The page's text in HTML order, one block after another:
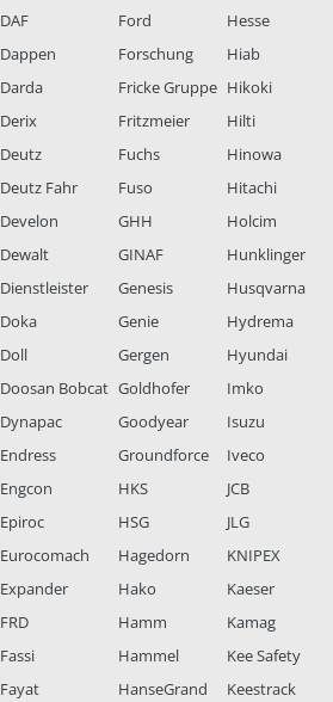
DAF
Dappen
Darda
Derix
Deutz
Deutz Fahr
Develon
Dewalt
Dienstleister
Doka
Doll
Doosan Bobcat
Dynapac
Endress
Engcon
Epiroc
Eurocomach
Expander
FRD
Fassi
Fayat
Ford
Forschung
Fricke Gruppe
Fritzmeier
Fuchs
Fuso
GHH
GINAF
Genesis
Genie
Gergen
Goldhofer
Goodyear
Groundforce
HKS
HSG
Hagedorn
Hako
Hamm
Hammel
HanseGrand
Hesse
Hiab
Hikoki
Hilti
Hinowa
Hitachi
Holcim
Hunklinger
Husqvarna
Hydrema
Hyundai
Imko
Isuzu
Iveco
JCB
JLG
KNIPEX
Kaeser
Kamag
Kee Safety
Keestrack